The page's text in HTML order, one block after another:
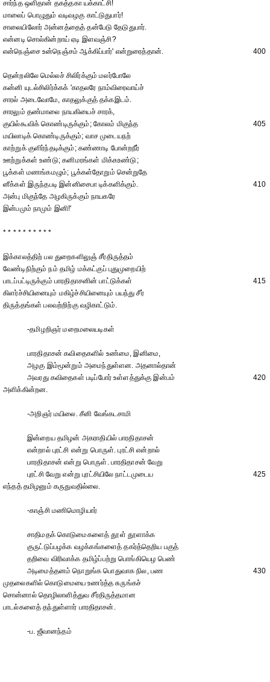
சார்ந்த ஒளிதான் தகத்தகா யக்காட்சி!
மாலைப் பொழுதும் வடிவழகு காட்டுதுபார்!
சாலையிலோர் அன்னத்தைத் தன்பேடு தேடுதுபார்.
என்னடி சொல்கின்றாய் ஏடி இளவஞ்சி?
என்நெஞ்சை உன்நெஞ்சம் ஆக்கிப்பார்' என்றுரைத்தான்.
400
தென்றலிலே மெல்லச் சிலிர்க்கும் மலர்போலே
கன்னி யுடல்சிலிர்க்கக் 'காதலரே நாம்விரைவாய்ச்
சாரல் அடைவோமே, காதலுக்குத் தக்கஇடம்.
சாரலும் தண்மாலை நாயகியைச் சாரக்,
குயில்கூவிக் கொண்டிருக்கும்; கோலம் மிகுந்த
405
மயிலாடிக் கொண்டிருக்கும்; வாச முடையநற்
காற்றுக் குளிர்ந்தடிக்கும்; கண்ணாடி போன்றநீர்
ஊற்றுக்கள் உண்டு; கனிமரங்கள் மிக்கஉண்டு;
பூக்கள் மணங்கமழும்; பூக்கள்தோறும் சென்றுதே
னீக்கள் இருந்தபடி இன்னிசைபா டிக்களிக்கும்.
410
அன்பு மிகுந்தே அழகிருக்கும் நாயகரே
இன்பமும் நாமும் இனி!'
* * * * * * * * * *
இக்காலத்திற் பல துறைகளிலுஞ் சீர்திருத்தம்
வேண்டிநிற்கும் நம் தமிழ் மக்கட்குப் புதுமுறையிற்
பாடப்பட்டிருக்கும் பாரதிதாசனின் பாட்டுக்கள்
415
கிளர்ச்சியினையும் மகிழ்ச்சியினையும் பயந்து சீர்
திருத்தங்கள் பலவற்றிற்கு வழிகாட்டும்.
-தமிழறிஞர் மறைமலையடிகள்
பாரதிதாசன் கவிதைகளில் உண்மை, இனிமை,
அழகு இம்மூன்றும் அமைந்துள்ளன. அதனால்தான்
அவரது கவிதைகள் படிப்போர் உள்ளத்துக்கு இன்பம்
420
அளிக்கின்றன.
-அறிஞர் மயிலை. சீனி வேங்கடசாமி
இன்றைய தமிழன் அகராதியில் பாரதிதாசன்
என்றால் புரட்சி என்று பொருள். புரட்சி என்றால்
பாரதிதாசன் என்று பொருள். பாரதிதாசன் வேறு
புரட்சி வேறு என்று புரட்சியிலே நாட்டமுடைய
425
எந்தத் தமிழனும் கருதுவதில்லை.
-காஞ்சி மணிமொழியார்
சாதிமதக் கொடுமைகளைத் தூள் தூளாக்க
குருட்டுப்பழக்க வழக்கங்களைத் தகர்த்தெறிய பகுத்
தறிவை விரிவாக்க தமிழ்ப்பற்று பொங்கியெழ பெண்
அடிமைத்தனம் நொறுங்க பொதுவாக நில, பண
430
முதலைகளில் கொடுமையை உணர்த்த சுருங்கச்
சொன்னால் தொழிலாளித்துவ சீர்திருத்தமான
பாடல்களைத் தந்துள்ளார் பாரதிதாசன்.
-ப. ஜீவானந்தம்